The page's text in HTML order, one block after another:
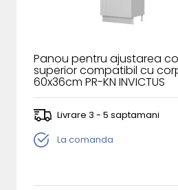
Panou pentru ajustarea
superior compatibil cu
60x36cm PR-KN INVICTUS
Livrare 3 - 5 saptamani
La comanda